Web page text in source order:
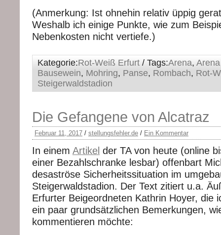
(Anmerkung: Ist ohnehin relativ üppig
Weshalb ich einige Punkte, wie zum
Nebenkosten nicht vertiefe.)
Kategorie:Rot-Weiß Erfurt / Tags:Arena,
Bausewein, Mohring, Panse, Rombach, Rot-
Steigerwaldstadion
Die Gefangene von Alcatraz
Februar 11, 2017 / stellungsfehler.de / Ein Kommentar
In einem Artikel der TA von heute (online
einer Bezahlschranke lesbar) offenbart
desaströse Sicherheitssituation im
Steigerwaldstadion. Der Text zitiert u.a.
Erfurter Beigeordneten Kathrin Hoyer, die
ein paar grundsätzlichen Bemerkungen,
kommentieren möchte: